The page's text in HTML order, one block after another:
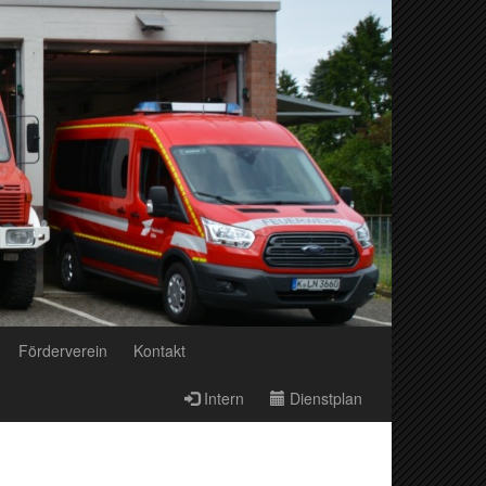
Förderverein Kontakt
Intern Dienstplan